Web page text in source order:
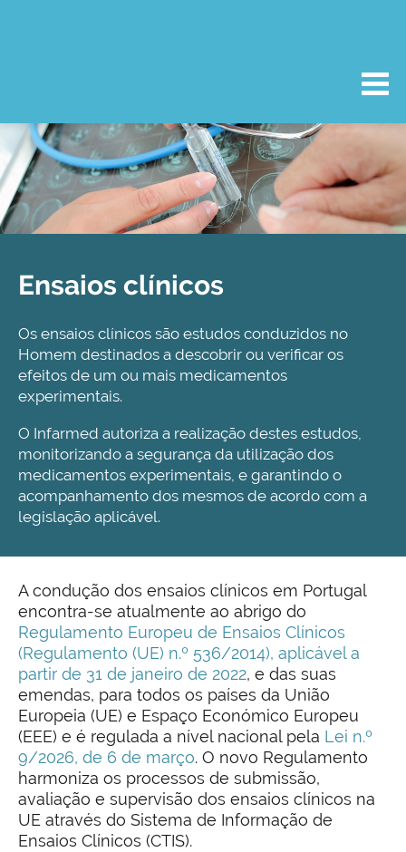
Ensaios clínicos
Os ensaios clínicos são estudos conduzidos no
Homem destinados a descobrir ou verificar os
efeitos de um ou mais medicamentos
experimentais.
O Infarmed autoriza a realização destes estudos,
monitorizando a segurança da utilização dos
medicamentos experimentais, e garantindo o
acompanhamento dos mesmos de acordo com a
legislação aplicável.
A condução dos ensaios clínicos em Portugal
encontra-se atualmente ao abrigo do
Regulamento Europeu de Ensaios Clínicos
(Regulamento (UE) n.º 536/2014), aplicável a
partir de 31 de janeiro de 2022, e das suas
emendas, para todos os países da União
Europeia (UE) e Espaço Económico Europeu
(EEE) e é regulada a nível nacional pela Lei n.º
9/2026, de 6 de março. O novo Regulamento
harmoniza os processos de submissão,
avaliação e supervisão dos ensaios clínicos na
UE através do Sistema de Informação de
Ensaios Clínicos (CTIS).